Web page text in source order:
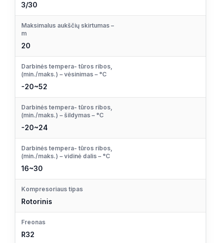
3/30
Maksimalus aukščių skirtumas –
m
20
Darbinės tempera- tūros ribos,
(min./maks.) – vėsinimas – °C
-20~52
Darbinės tempera- tūros ribos,
(min./maks.) – šildymas – °C
-20~24
Darbinės tempera- tūros ribos,
(min./maks.) – vidinė dalis – °C
16~30
Kompresoriaus tipas
Rotorinis
Freonas
R32